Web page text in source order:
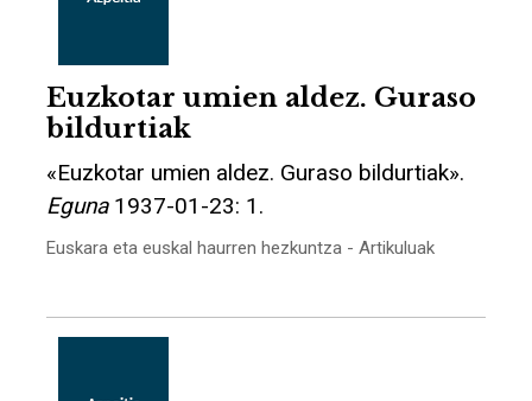
Euzkotar umien aldez. Guraso
bildurtiak
«Euzkotar umien aldez. Guraso bildurtiak».
Eguna1937-01-23: 1.
Euskara eta euskal haurren hezkuntza - Artikuluak